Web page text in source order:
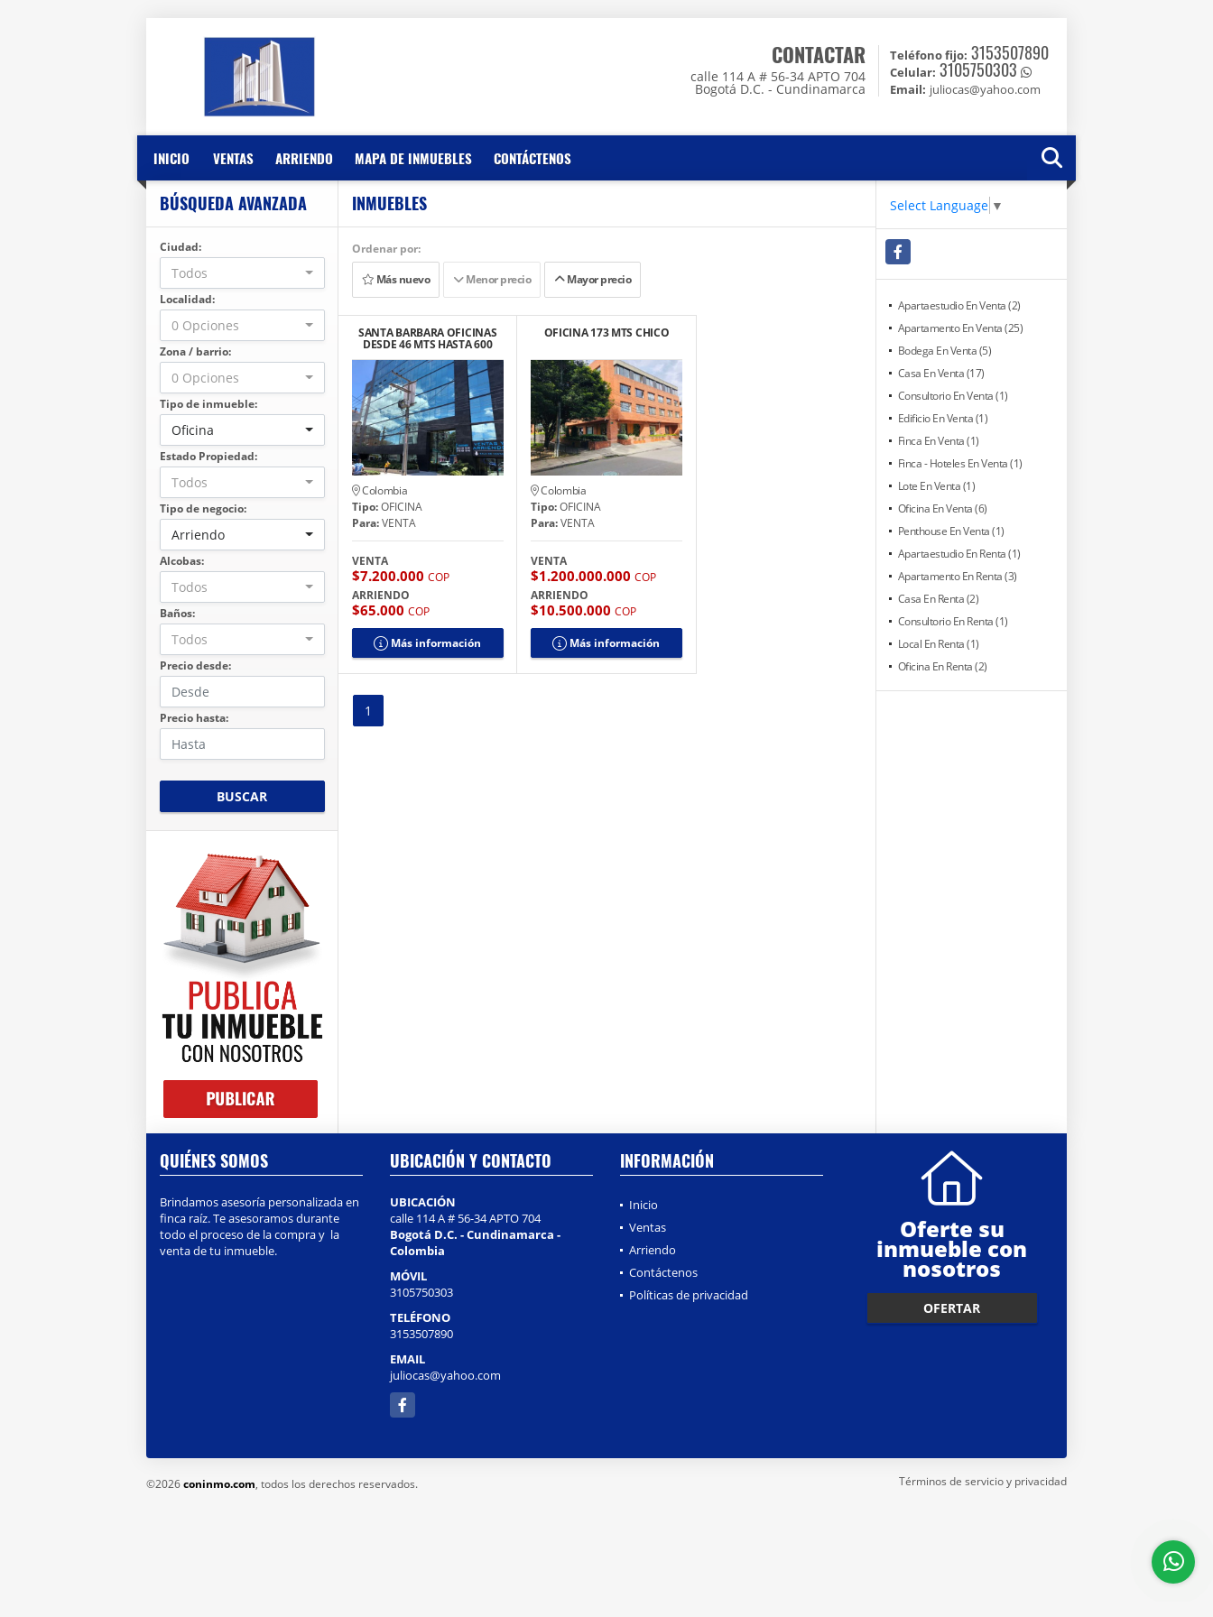
CONTACTAR
calle 114 A # 56-34 APTO 704
Bogotá D.C. - Cundinamarca
Teléfono fijo: 3153507890
Celular: 3105750303
Email: juliocas@yahoo.com
INICIO VENTAS ARRIENDO MAPA DE INMUEBLES CONTÁCTENOS
BÚSQUEDA AVANZADA
Ciudad:
Todos
Localidad:
0 Opciones
Zona / barrio:
0 Opciones
Tipo de inmueble:
Oficina
Estado Propiedad:
Todos
Tipo de negocio:
Arriendo
Alcobas:
Todos
Baños:
Todos
Precio desde:
Precio hasta:
BUSCAR
INMUEBLES
Ordenar por:
Más nuevo
Menor precio Mayor precio
SANTA BARBARA OFICINAS
DESDE 46 MTS HASTA 600
MTS
Colombia
Tipo:OFICINA
Para:VENTA
VENTA
$7.200.000 COP
ARRIENDO
$65.000 COP
Más información
OFICINA 173 MTS CHICO
Colombia
Tipo:OFICINA
Para:VENTA
VENTA
$1.200.000.000 COP
ARRIENDO
$10.500.000 COP
Más información
1
Select Language ▼
Facebook
Apartaestudio En Venta (2)
Apartamento En Venta (25)
Bodega En Venta (5)
Casa En Venta (17)
Consultorio En Venta (1)
Edificio En Venta (1)
Finca En Venta (1)
Finca - Hoteles En Venta (1)
Lote En Venta (1)
Oficina En Venta (6)
Penthouse En Venta (1)
Apartaestudio En Renta (1)
Apartamento En Renta (3)
Casa En Renta (2)
Consultorio En Renta (1)
Local En Renta (1)
Oficina En Renta (2)
QUIÉNES SOMOS
Brindamos asesoría personalizada en
finca raíz. Te asesoramos durante
todo el proceso de la compra y la
venta de tu inmueble.
UBICACIÓN Y CONTACTO
UBICACIÓN
calle 114 A # 56-34 APTO 704
Bogotá D.C. - Cundinamarca -
Colombia
MÓVIL
3105750303
TELÉFONO
3153507890
EMAIL
juliocas@yahoo.com
Facebook
INFORMACIÓN
Inicio
Ventas
Arriendo
Contáctenos
Políticas de privacidad
Oferte su
inmueble con
nosotros
OFERTAR
©2026coninmo.com, todos los derechos reservados. Términos de servicio y privacidad